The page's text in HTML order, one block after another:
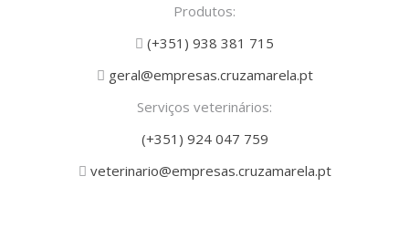
Produtos:
(+351) 938 381 715
geral@empresas.cruzamarela.pt
Serviços veterinários:
(+351) 924 047 759
veterinario@empresas.cruzamarela.pt